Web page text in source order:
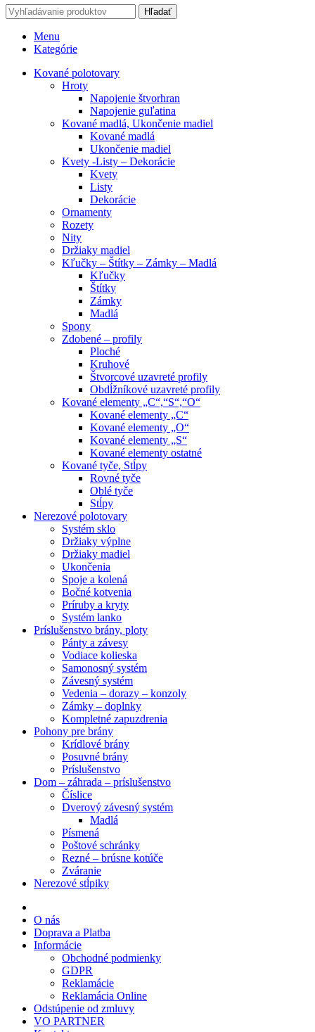
Hľadať
Menu
Kategórie
Kované polotovary
Hroty
Napojenie štvorhran
Napojenie guľatina
Kované madlá, Ukončenie madiel
Kované madlá
Ukončenie madiel
Kvety -Listy – Dekorácie
Kvety
Listy
Dekorácie
Ornamenty
Rozety
Nity
Držiaky madiel
Kľučky – Štítky – Zámky – Madlá
Kľučky
Štítky
Zámky
Madlá
Spony
Zdobené – profily
Ploché
Kruhové
Štvorcové uzavreté profily
Obdĺžníkové uzavreté profily
Kované elementy „C“,“S“,“O“
Kované elementy „C“
Kované elementy „O“
Kované elementy „S“
Kované elementy ostatné
Kované tyče, Stĺpy
Rovné tyče
Oblé tyče
Stĺpy
Nerezové polotovary
Systém sklo
Držiaky výplne
Držiaky madiel
Ukončenia
Spoje a kolená
Bočné kotvenia
Príruby a kryty
Systém lanko
Príslušenstvo brány, ploty
Pánty a závesy
Vodiace kolieska
Samonosný systém
Závesný systém
Vedenia – dorazy – konzoly
Zámky – doplnky
Kompletné zapuzdrenia
Pohony pre brány
Krídlové brány
Posuvné brány
Príslušenstvo
Dom – záhrada – príslušenstvo
Číslice
Dverový závesný systém
Madlá
Písmená
Poštové schránky
Rezné – brúsne kotúče
Zváranie
Nerezové stĺpiky
O nás
Doprava a Platba
Informácie
Obchodné podmienky
GDPR
Reklamácie
Reklamácia Online
Odstúpenie od zmluvy
VO PARTNER